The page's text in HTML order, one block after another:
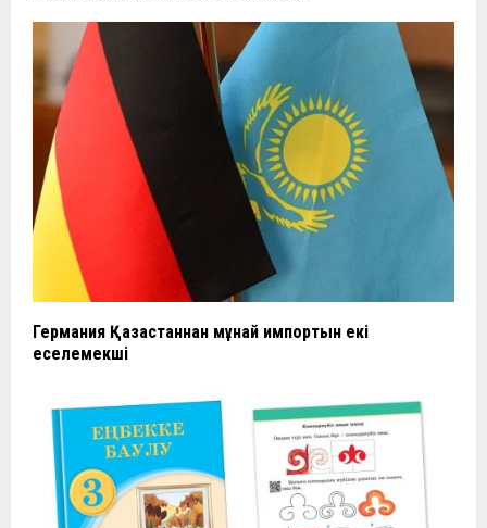
Германия Қазақстаннан мұнай импортын екі
еселемекші